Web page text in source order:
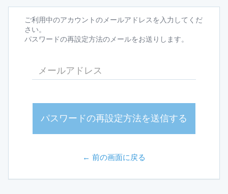
ご利用中のアカウントのメールアドレスを入力してくだ
さい。
パスワードの再設定方法のメールをお送りします。
パスワードの再設定方法を送信する
← 前の画面に戻る